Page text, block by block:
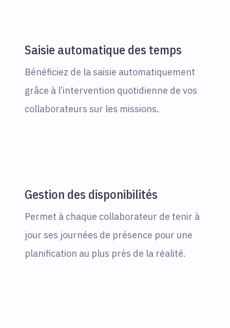
Saisie automatique des temps
Bénéficiez de la saisie automatiquement
grâce à l’intervention quotidienne de vos
collaborateurs sur les missions.
Gestion des disponibilités
Permet à chaque collaborateur de tenir à
jour ses journées de présence pour une
planification au plus près de la réalité.